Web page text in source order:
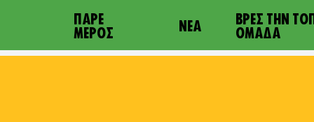
ΠΆΡΕ
ΜΈΡΟΣ
ΝΈΑ
ΒΡΕΣ ΤΗΝ
ΟΜΆΔΑ